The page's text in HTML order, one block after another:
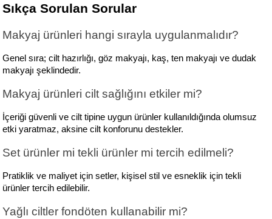
Sıkça Sorulan Sorular
Makyaj ürünleri hangi sırayla uygulanmalıdır?
Genel sıra; cilt hazırlığı, göz makyajı, kaş, ten makyajı ve dudak
makyajı şeklindedir.
Makyaj ürünleri cilt sağlığını etkiler mi?
İçeriği güvenli ve cilt tipine uygun ürünler kullanıldığında olumsuz
etki yaratmaz, aksine cilt konforunu destekler.
Set ürünler mi tekli ürünler mi tercih edilmeli?
Pratiklik ve maliyet için setler, kişisel stil ve esneklik için tekli
ürünler tercih edilebilir.
Yağlı ciltler fondöten kullanabilir mi?